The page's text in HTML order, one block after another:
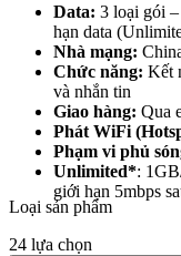
Data: 3 loại gói
hạn data
Nhà mạng:
Chức năng: Kết
và nhắn tin
Giao hàng: Qua
Phát WiFi
Phạm vi phủ
Unlimited*:
giới hạn 5mbps
Loại sản phẩm
24 lựa chọn